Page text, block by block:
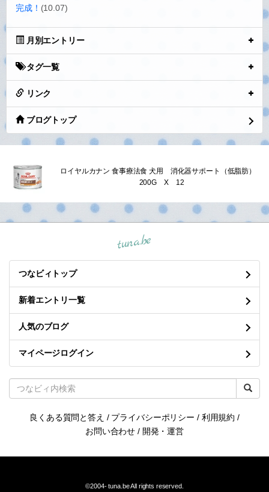
完成！ (10.07)
月別エントリー
タグ一覧
リンク
ブログトップ
ロイヤルカナン 食事療法食 犬用 消化器サポート（低脂肪）
200G X 12
tuna.be
つなビィトップ
新着エントリ一覧
人気のブログ
マイページログイン
良くある質問と答え / プライバシーポリシー / 利用規約 /
お問い合わせ / 開発・運営
©2004-tuna.beAll rights reserved.